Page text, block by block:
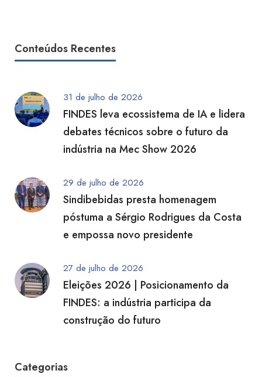
Conteúdos Recentes
31 de julho de 2026
FINDES leva ecossistema de IA e lidera
debates técnicos sobre o futuro da
indústria na Mec Show 2026
29 de julho de 2026
Sindibebidas presta homenagem
póstuma a Sérgio Rodrigues da Costa
e empossa novo presidente
27 de julho de 2026
Eleições 2026 | Posicionamento da
FINDES: a indústria participa da
construção do futuro
Categorias